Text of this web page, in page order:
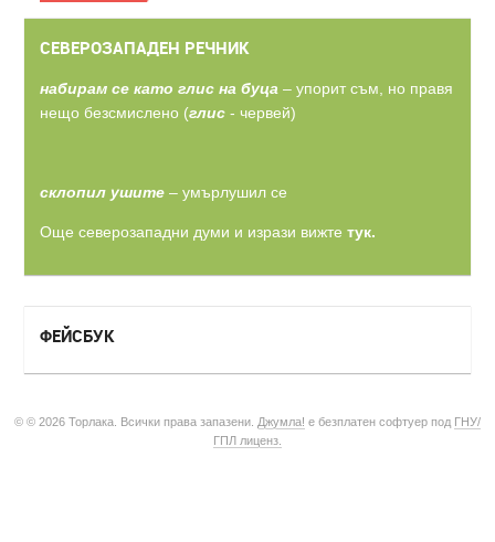
СЕВЕРОЗАПАДЕН РЕЧНИК
набирам се като глис на буца – упорит съм, но правя
нещо безсмислено (глис - червей)
склопил ушите – умърлушил се
Още северозападни думи и изрази вижте тук.
ФЕЙСБУК
© © 2026 Торлака. Всички права запазени. Джумла! е безплатен софтуер под ГНУ/
ГПЛ лиценз.